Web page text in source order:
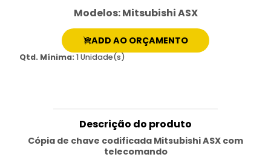
Modelos: Mitsubishi ASX
ADD AO ORÇAMENTO
Qtd. Mínima: 1 Unidade(s)
Descrição do produto
Cópia de chave codificada Mitsubishi ASX com
telecomando